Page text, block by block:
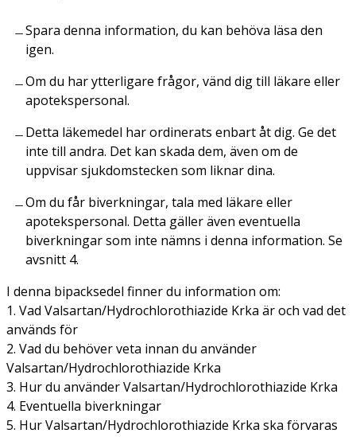
Spara denna information, du kan behöva läsa den
igen.
Om du har ytterligare frågor, vänd dig till läkare eller
apotekspersonal.
Detta läkemedel har ordinerats enbart åt dig. Ge det
inte till andra. Det kan skada dem, även om de
uppvisar sjukdomstecken som liknar dina.
Om du får biverkningar, tala med läkare eller
apotekspersonal. Detta gäller även eventuella
biverkningar som inte nämns i denna information. Se
avsnitt 4.
I denna bipacksedel finner du information om:
1. Vad Valsartan/Hydrochlorothiazide Krka är och vad det
används för
2. Vad du behöver veta innan du använder
Valsartan/Hydrochlorothiazide Krka
3. Hur du använder Valsartan/Hydrochlorothiazide Krka
4. Eventuella biverkningar
5. Hur Valsartan/Hydrochlorothiazide Krka ska förvaras